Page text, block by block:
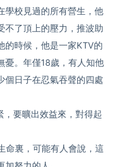
學校見過的所有營生，他
不了頂上的壓力，推波助
的時候，他是一家KTV的
憂。年僅18歲，有人知他
個日子在忍氣吞聲的四處
要曠出效益來，對得起
命裏，可能有人會說，這